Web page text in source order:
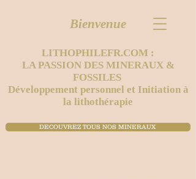
Bienvenue
LITHOPHILEFR.COM :
LA PASSION DES MINERAUX &
FOSSILES
Développement personnel et Initiation à
la lithothérapie
DECOUVREZ TOUS NOS MINERAUX ​